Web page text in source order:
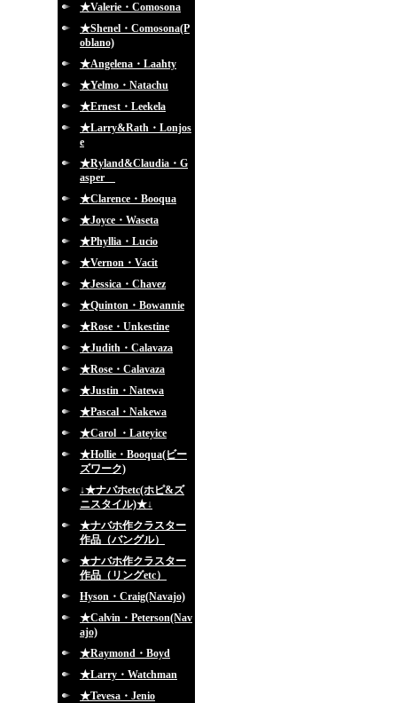
★Valerie・Comosona
★Shenel・Comosona(P
oblano)
★Angelena・Laahty
★Yelmo・Natachu
★Ernest・Leekela
★Larry&Rath・Lonjos
e
★Ryland&Claudia・G
asper
★Clarence・Booqua
★Joyce・Waseta
★Phyllia・Lucio
★Vernon・Vacit
★Jessica・Chavez
★Quinton・Bowannie
★Rose・Unkestine
★Judith・Calavaza
★Rose・Calavaza
★Justin・Natewa
★Pascal・Nakewa
★Carol ・Lateyice
★Hollie・Booqua(ビー
ズワーク)
↓★ナバホetc(ホピ&ズ
ニスタイル)★↓
★ナバホ作クラスター
作品（バングル）
★ナバホ作クラスター
作品（リングetc）
Hyson・Craig(Navajo)
★Calvin・Peterson(Nav
ajo)
★Raymond・Boyd
★Larry・Watchman
★Tevesa・Jenio